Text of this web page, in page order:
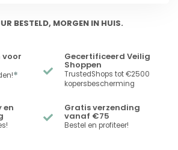
BESTELD, MORGEN IN HUIS.
voor
*
Gecertificeerd Veilig
Shoppen
TrustedShops tot €2500
kopersbescherming
en Gratis verzending
vanaf €75
Bestel en profiteer!